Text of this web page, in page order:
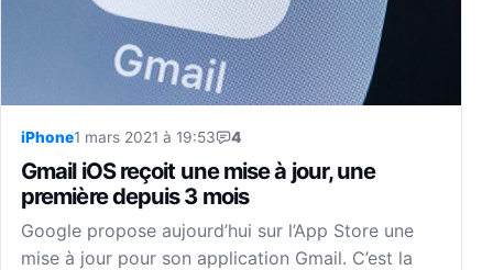
iPhone1 mars 2021 à 19:53 4
Gmail iOS reçoit une mise à jour, une
première depuis 3 mois
Google propose aujourd’hui sur l’App Store une
mise à jour pour son application Gmail. C’est la